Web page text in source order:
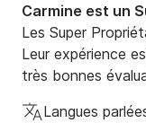
Carmine est un
Les Super
Leur expérience
très bonnes
Langues